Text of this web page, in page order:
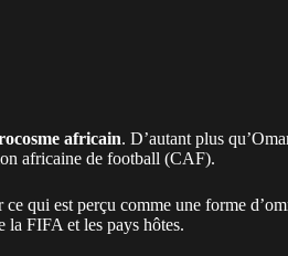
africain. D’autant plus
africaine de football (CAF).
qui est perçu comme une forme
la FIFA et les pays hôtes.